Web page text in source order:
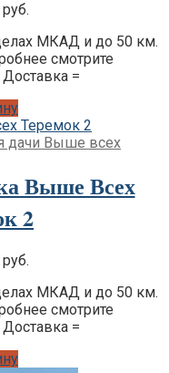
руб.
МКАД и до 50 км.
смотрите
=
дачи Выше всех
Выше Всех
2
руб.
МКАД и до 50 км.
смотрите
=